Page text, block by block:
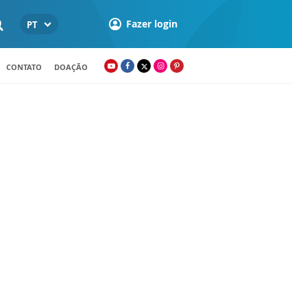
PT Fazer login
CONTATO DOAÇÃO